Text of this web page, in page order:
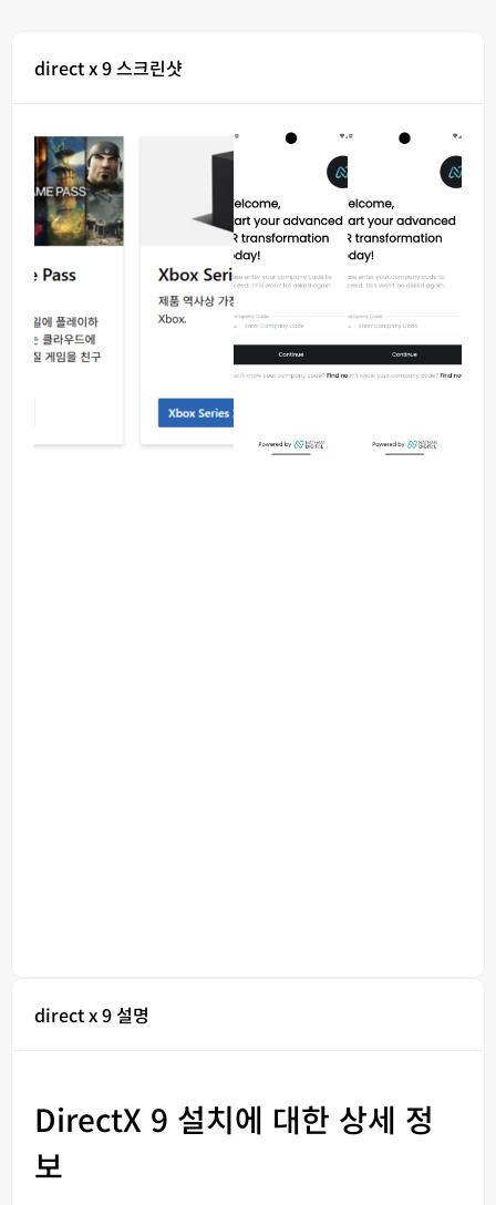
direct x 9 스크린샷
direct x 9 설명
DirectX 9 설치에 대한 상세 정
보